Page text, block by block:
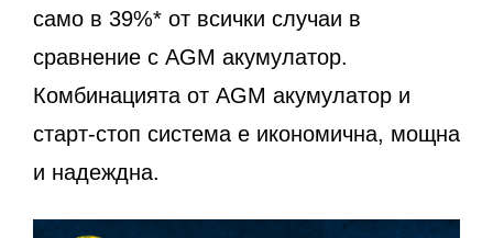
само в 39%* от всички случаи в
сравнение с AGM акумулатор.
Комбинацията от AGM акумулатор и
старт-стоп система е икономична, мощна
и надеждна.